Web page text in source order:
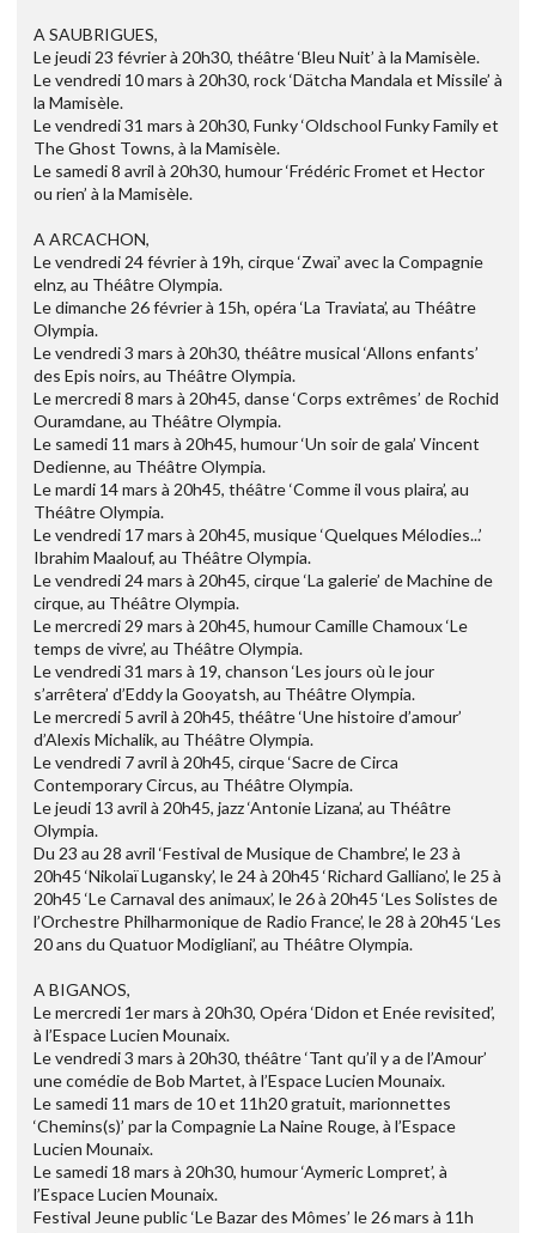
A SAUBRIGUES,
Le jeudi 23 février à 20h30, théâtre ‘Bleu Nuit’ à la Mamisèle.
Le vendredi 10 mars à 20h30, rock ‘Dätcha Mandala et Missile’ à
la Mamisèle.
Le vendredi 31 mars à 20h30, Funky ‘Oldschool Funky Family et
The Ghost Towns, à la Mamisèle.
Le samedi 8 avril à 20h30, humour ‘Frédéric Fromet et Hector
ou rien’ à la Mamisèle.
A ARCACHON,
Le vendredi 24 février à 19h, cirque ‘Zwaï’ avec la Compagnie
elnz, au Théâtre Olympia.
Le dimanche 26 février à 15h, opéra ‘La Traviata’, au Théâtre
Olympia.
Le vendredi 3 mars à 20h30, théâtre musical ‘Allons enfants’
des Epis noirs, au Théâtre Olympia.
Le mercredi 8 mars à 20h45, danse ‘Corps extrêmes’ de Rochid
Ouramdane, au Théâtre Olympia.
Le samedi 11 mars à 20h45, humour ‘Un soir de gala’ Vincent
Dedienne, au Théâtre Olympia.
Le mardi 14 mars à 20h45, théâtre ‘Comme il vous plaira’, au
Théâtre Olympia.
Le vendredi 17 mars à 20h45, musique ‘Quelques Mélodies...’
Ibrahim Maalouf, au Théâtre Olympia.
Le vendredi 24 mars à 20h45, cirque ‘La galerie’ de Machine de
cirque, au Théâtre Olympia.
Le mercredi 29 mars à 20h45, humour Camille Chamoux ‘Le
temps de vivre’, au Théâtre Olympia.
Le vendredi 31 mars à 19, chanson ‘Les jours où le jour
s’arrêtera’ d’Eddy la Gooyatsh, au Théâtre Olympia.
Le mercredi 5 avril à 20h45, théâtre ‘Une histoire d’amour’
d’Alexis Michalik, au Théâtre Olympia.
Le vendredi 7 avril à 20h45, cirque ‘Sacre de Circa
Contemporary Circus, au Théâtre Olympia.
Le jeudi 13 avril à 20h45, jazz ‘Antonie Lizana’, au Théâtre
Olympia.
Du 23 au 28 avril ‘Festival de Musique de Chambre’, le 23 à
20h45 ‘Nikolaï Lugansky’, le 24 à 20h45 ‘Richard Galliano’, le 25 à
20h45 ‘Le Carnaval des animaux’, le 26 à 20h45 ‘Les Solistes de
l’Orchestre Philharmonique de Radio France’, le 28 à 20h45 ‘Les
20 ans du Quatuor Modigliani’, au Théâtre Olympia.
A BIGANOS,
Le mercredi 1er mars à 20h30, Opéra ‘Didon et Enée revisited’,
à l’Espace Lucien Mounaix.
Le vendredi 3 mars à 20h30, théâtre ‘Tant qu’il y a de l’Amour’
une comédie de Bob Martet, à l’Espace Lucien Mounaix.
Le samedi 11 mars de 10 et 11h20 gratuit, marionnettes
‘Chemins(s)’ par la Compagnie La Naine Rouge, à l’Espace
Lucien Mounaix.
Le samedi 18 mars à 20h30, humour ‘Aymeric Lompret’, à
l’Espace Lucien Mounaix.
Festival Jeune public ‘Le Bazar des Mômes’ le 26 mars à 11h